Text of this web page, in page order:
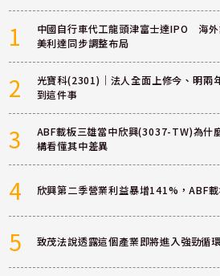
1
中國自行車代工龍頭津富士達IPO 海外
美利達同步調整布局
2
光寶科(2301)｜法人全面上修今、明兩
到這件事
3
ABF載板三雄當中欣興(3037-TW)為什
構看懂其中差異
4 欣興第二季營業利益暴增141%，ABF
5 致茂法說透露這個產業即將進入強勁循